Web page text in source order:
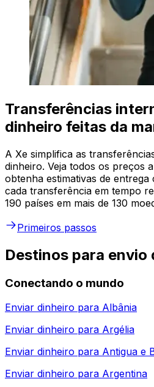
Transferências
dinheiro feitas da
A Xe simplifica as
dinheiro. Veja todos os preços
obtenha estimativas de
cada transferência em tempo
190 países em mais de 130
Primeiros passos
Destinos para envio
Conectando o mundo
Enviar dinheiro para Albânia
Enviar dinheiro para Argélia
Enviar dinheiro para Antigua e
Enviar dinheiro para Argentina